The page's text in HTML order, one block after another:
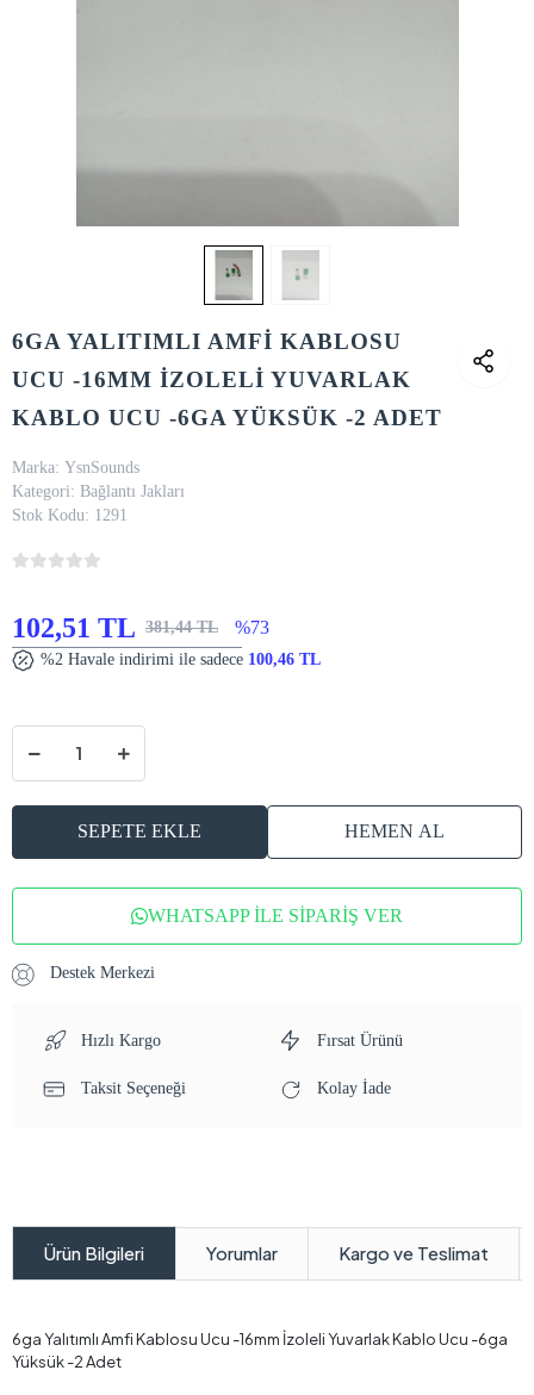
6GA YALITIMLI AMFİ KABLOSU
UCU -16MM İZOLELİ YUVARLAK
KABLO UCU -6GA YÜKSÜK -2 ADET
Marka: YsnSounds
Kategori: Bağlantı Jakları
Stok Kodu: 1291
102,51 TL 381,44 TL %73
%2 Havale indirimi ile sadece 100,46 TL
SEPETE EKLE HEMEN AL
WHATSAPP İLE SİPARİŞ VER
Destek Merkezi
Hızlı Kargo Fırsat Ürünü
Taksit Seçeneği Kolay İade
Ürün Bilgileri Yorumlar Kargo ve Teslimat
6ga Yalıtımlı Amfi Kablosu Ucu -16mm İzoleli Yuvarlak Kablo Ucu -6ga
Yüksük -2 Adet